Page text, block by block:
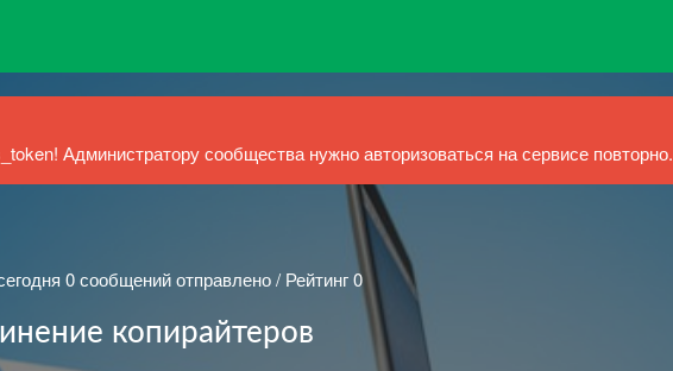
Администратору сообщества нужно авторизоваться на сервисе повторно.
0 сообщений отправлено / Рейтинг 0
копирайтеров